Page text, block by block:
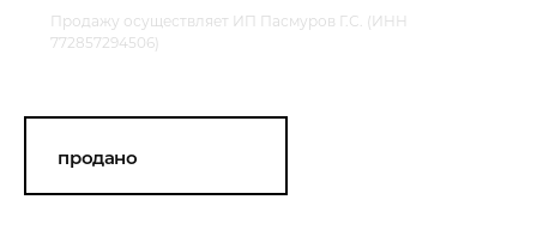
Продажу осуществляет ИП Пасмуров Г.С. (ИНН
772857294506)
продано